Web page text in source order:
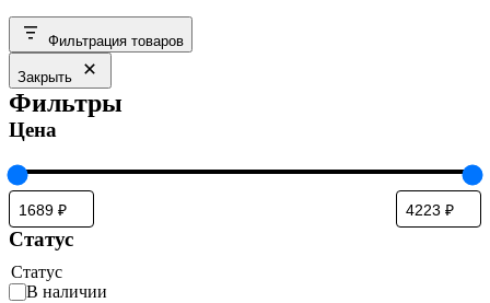
Фильтрация товаров
Закрыть
Фильтры
Цена
Статус
Статус
В наличии